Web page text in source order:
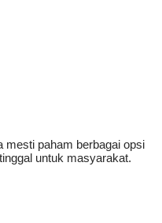
mesti paham berbagai opsi
untuk masyarakat.